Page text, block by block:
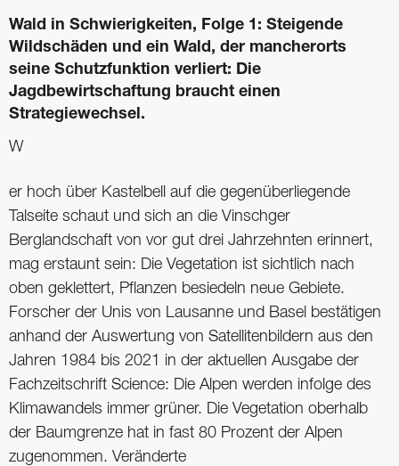
Wald in Schwierigkeiten, Folge 1: Steigende
Wildschäden und ein Wald, der mancherorts
seine Schutzfunktion verliert: Die
Jagdbewirtschaftung braucht einen
Strategiewechsel.
W
er hoch über Kastelbell auf die gegenüberliegende
Talseite schaut und sich an die Vinschger
Berglandschaft von vor gut drei Jahrzehnten erinnert,
mag erstaunt sein: Die Vegetation ist sichtlich nach
oben geklettert, Pflanzen besiedeln neue Gebiete.
Forscher der Unis von Lausanne und Basel bestätigen
anhand der Auswertung von Satellitenbildern aus den
Jahren 1984 bis 2021 in der aktuellen Ausgabe der
Fachzeitschrift Science: Die Alpen werden infolge des
Klimawandels immer grüner. Die Vegetation oberhalb
der Baumgrenze hat in fast 80 Prozent der Alpen
zugenommen. Veränderte